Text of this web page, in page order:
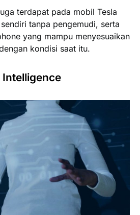
terdapat pada mobil Tesla
tanpa pengemudi, serta
yang mampu menyesuaikan
kondisi saat itu.